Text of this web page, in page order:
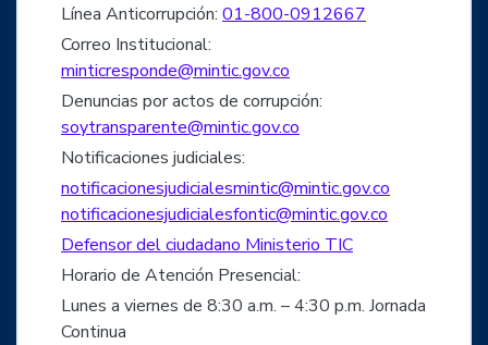
Línea Anticorrupción: 01-800-0912667
Correo Institucional:
minticresponde@mintic.gov.co
Denuncias por actos de corrupción:
soytransparente@mintic.gov.co
Notificaciones judiciales:
notificacionesjudicialesmintic@mintic.gov.co
notificacionesjudicialesfontic@mintic.gov.co
Defensor del ciudadano Ministerio TIC
Horario de Atención Presencial:
Lunes a viernes de 8:30 a.m. – 4:30 p.m. Jornada
Continua